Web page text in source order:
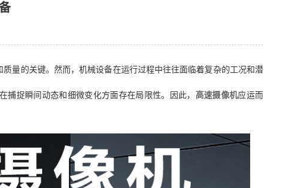
量的关键。然而，机械设备在运行过程中往往面临着复杂的工况和潜
捉瞬间动态和细微变化方面存在局限性。因此， 高速摄像机应运而